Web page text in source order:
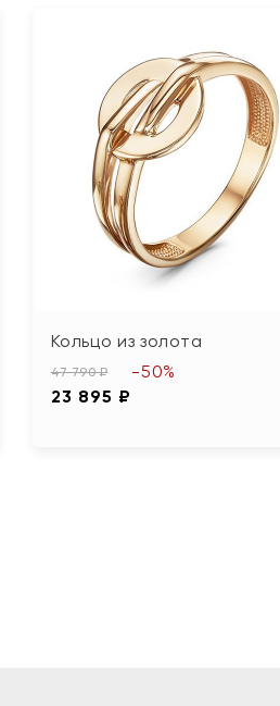
Кольцо из золота
47 790 ₽
23 895 ₽
-50%